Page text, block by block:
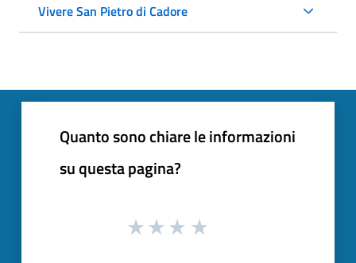
Vivere San Pietro di Cadore
Quanto sono chiare le informazioni
su questa pagina?